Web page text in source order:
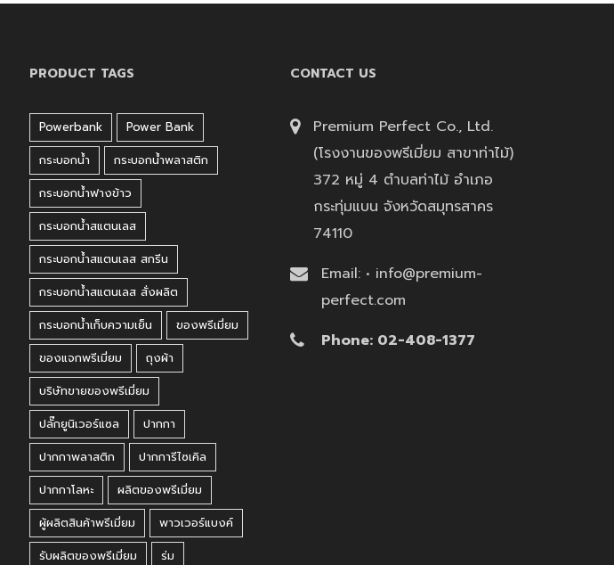
PRODUCT TAGS
Powerbank
Power Bank
กระบอกน้ำ
กระบอกน้ำพลาสติก
กระบอกน้ำฟางข้าว
กระบอกน้ำสแตนเลส
กระบอกน้ำสแตนเลส สกรีน
กระบอกน้ำสแตนเลส สั่งผลิต
กระบอกน้ำเก็บความเย็น
ของพรีเมี่ยม
ของแจกพรีเมี่ยม
ถุงผ้า
บริษัทขายของพรีเมี่ยม
ปลั๊กยูนิเวอร์แซล
ปากกา
ปากกาพลาสติก
ปากการีไซเคิล
ปากกาโลหะ
ผลิตของพรีเมี่ยม
ผู้ผลิตสินค้าพรีเมี่ยม
พาวเวอร์แบงค์
รับผลิตของพรีเมี่ยม
ร่ม
CONTACT US
Premium Perfect Co., Ltd.
(โรงงานของพรีเมี่ยม สาขาท่าไม้)
372 หมู่ 4 ตำบลท่าไม้ อำเภอ
กระทุ่มแบน จังหวัดสมุทรสาคร
74110
Email: • info@premium-
perfect.com
Phone: 02-408-1377